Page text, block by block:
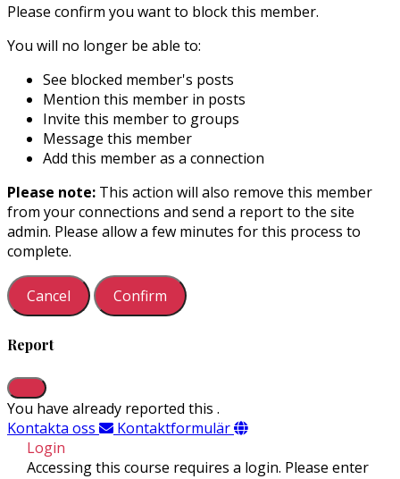
Please confirm you want to block this member.
You will no longer be able to:
See blocked member's posts
Mention this member in posts
Invite this member to groups
Message this member
Add this member as a connection
Please note: This action will also remove this member
from your connections and send a report to the site
admin. Please allow a few minutes for this process to
complete.
Confirm
Report
You have already reported this .
Kontakta oss
Kontaktformulär
Login
Accessing this course requires a login. Please enter